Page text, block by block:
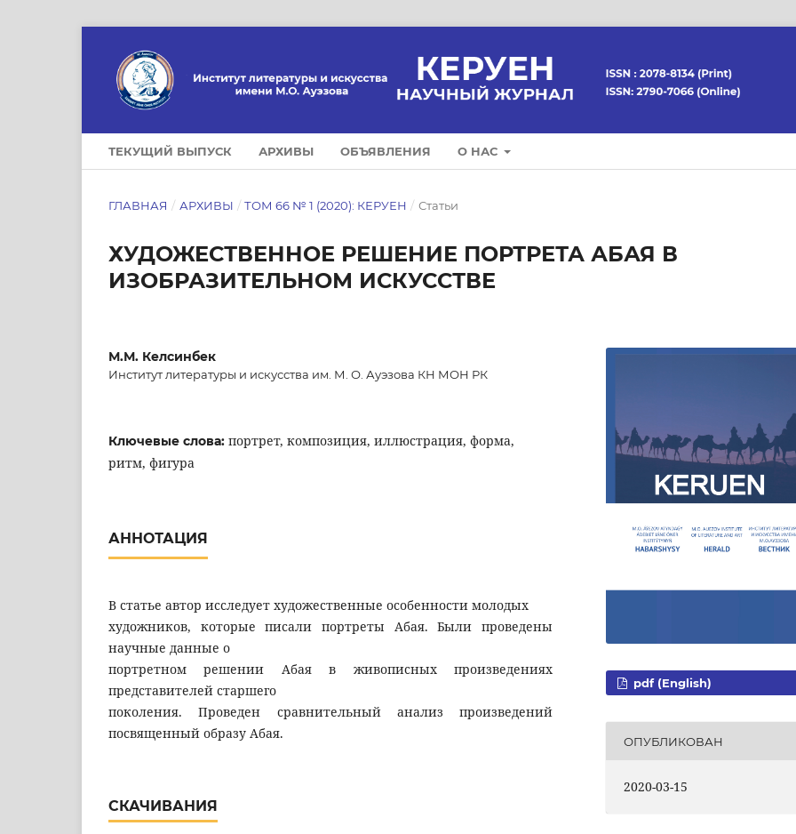
ТЕКУЩИЙ ВЫПУСК АРХИВЫ ОБЪЯВЛЕНИЯ О НАС
ГЛАВНАЯ / АРХИВЫ / ТОМ 66 № 1 (2020): КЕРУЕН / Статьи
ХУДОЖЕСТВЕННОЕ РЕШЕНИЕ ПОРТРЕТА АБАЯ В
ИЗОБРАЗИТЕЛЬНОМ ИСКУССТВЕ
М.М. Келсинбек
Институт литературы и искусства им. М. О. Ауэзова КН МОН РК
Ключевые слова: портрет, композиция, иллюстрация, форма,
ритм, фигура
АННОТАЦИЯ
В статье автор исследует художественные особенности молодых
художников, которые писали портреты Абая. Были проведены
научные данные о
портретном решении Абая в живописных произведениях
представителей старшего
поколения. Проведен сравнительный анализ произведений
посвященный образу Абая.
СКАЧИВАНИЯ
pdf (English)
ОПУБЛИКОВАН
2020-03-15